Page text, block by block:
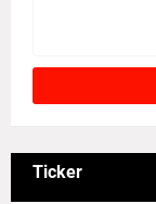
Ticker